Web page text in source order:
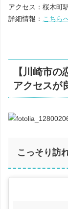
アクセス：桜木町
詳細情報： こちら
【川崎市
アクセスが
こっそり訪